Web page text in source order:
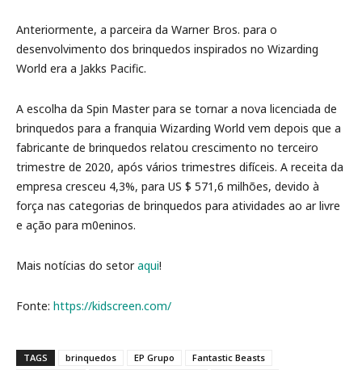
Anteriormente, a parceira da Warner Bros. para o
desenvolvimento dos brinquedos inspirados no Wizarding
World era a Jakks Pacific.
A escolha da Spin Master para se tornar a nova licenciada de
brinquedos para a franquia Wizarding World vem depois que a
fabricante de brinquedos relatou crescimento no terceiro
trimestre de 2020, após vários trimestres difíceis. A receita da
empresa cresceu 4,3%, para US $ 571,6 milhões, devido à
força nas categorias de brinquedos para atividades ao ar livre
e ação para m0eninos.
Mais notícias do setoraqui!
Fonte: https://kidscreen.com/
TAGS brinquedos EP Grupo
Fantastic Beasts